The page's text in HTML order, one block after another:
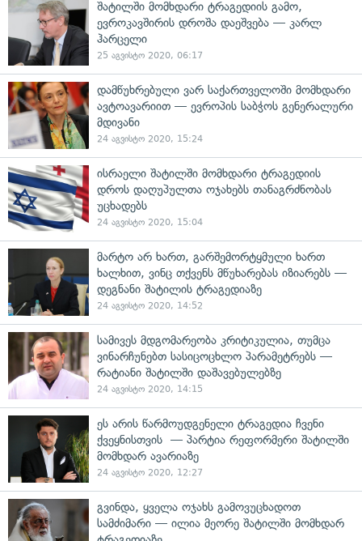
შატილში მომხდარი ტრაგედიის გამო,
ევროკავშირის დროშა დაეშვება — კარლ
ჰარცელი
25 აგვისტო 2020, 06:17
დამწუხრებული ვარ საქართველოში მომხდარი
ავტოავარიით — ევროპის საბჭოს გენერალური
მდივანი
24 აგვისტო 2020, 15:24
ისრაელი შატილში მომხდარი ტრაგედიის
დროს დაღუპულთა ოჯახებს თანაგრძნობას
უცხადებს
24 აგვისტო 2020, 15:04
მარტო არ ხართ, გარშემორტყმული ხართ
ხალხით, ვინც თქვენს მწუხარებას იზიარებს —
დეგნანი შატილის ტრაგედიაზე
24 აგვისტო 2020, 14:52
სამივეს მდგომარეობა კრიტიკულია, თუმცა
ვინარჩუნებთ სასიცოცხლო პარამეტრებს —
რატიანი შატილში დაშავებულებზე
24 აგვისტო 2020, 14:15
ეს არის წარმოუდგენელი ტრაგედია ჩვენი
ქვეყნისთვის — პარტია რეფორმერი შატილში
მომხდარ ავარიაზე
24 აგვისტო 2020, 12:27
გვინდა, ყველა ოჯახს გამოვუცხადოთ
სამძიმარი — ილია მეორე შატილში მომხდარ